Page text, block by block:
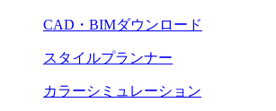
CAD・BIMダウンロード
スタイルプランナー
カラーシミュレーション